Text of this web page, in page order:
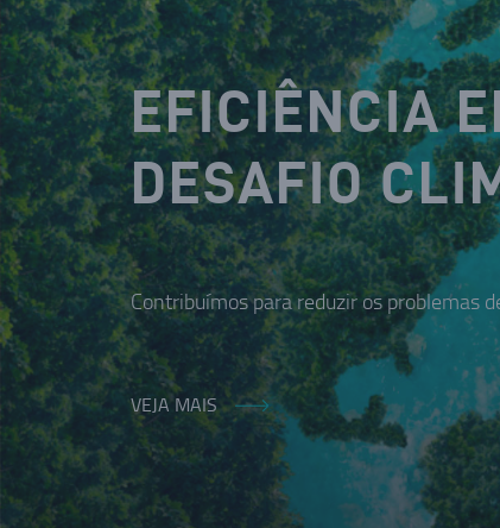
EFICIÊNCIA
DESAFIO
Contribuímos para reduzir os problemas
VEJA MAIS